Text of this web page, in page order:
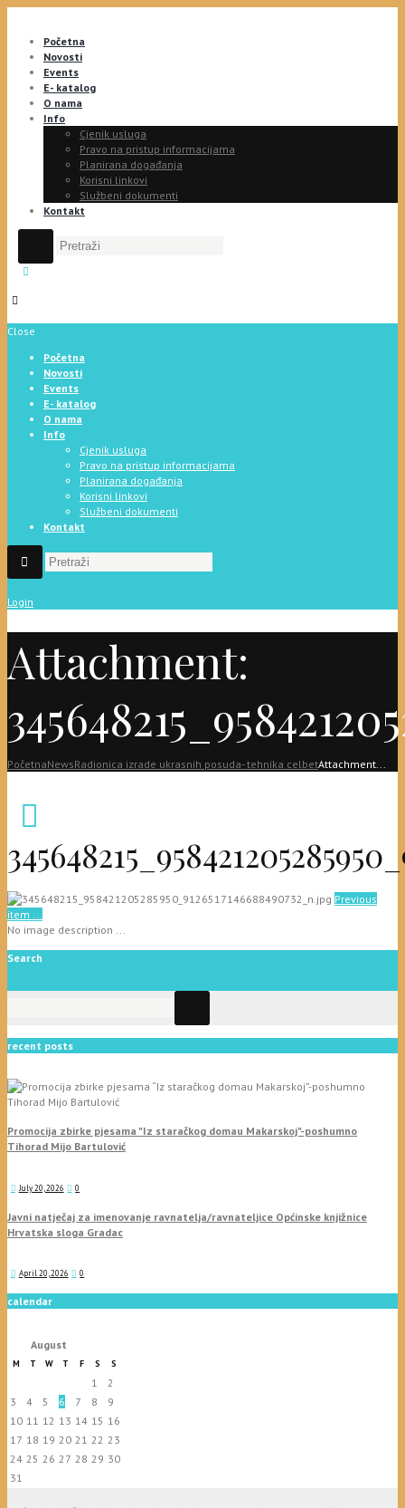
Početna
Novosti
Events
E- katalog
O nama
Info
Cjenik usluga
Pravo na pristup informacijama
Planirana događanja
Korisni linkovi
Službeni dokumenti
Kontakt
Close
Početna
Novosti
Events
E- katalog
O nama
Info
Cjenik usluga
Pravo na pristup informacijama
Planirana događanja
Korisni linkovi
Službeni dokumenti
Kontakt
Login
Attachment:
PočetnaNewsRadionica izrade ukrasnih posuda- tehnika celbetAttachment...
Previous
item
No image description ...
Search
recent posts
Promocija zbirke pjesama "Iz staračkog domau Makarskoj"-poshumno
Tihorad Mijo Bartulović
July 20, 2026 0
Javni natječaj za imenovanje ravnatelja/ravnateljice Općinske knjižnice
Hrvatska sloga Gradac
April 20, 2026 0
calendar
August
M T W T F S S
1
2
3
4 5 6 7 8
9
10 11 12 13 14 15 16
17 18 19 20 21 22 23
24 25 26 27 28 29 30
31